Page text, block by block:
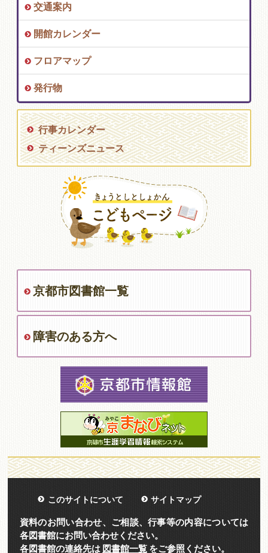
交通案内
開館カレンダー
フロアマップ
発行物
行事カレンダー
ティーンズニュース
京都市図書館一覧
障害のある方へ
このサイトについて サイトマップ
資料のお問い合わせ、ご相談、行事等の内容については
各図書館にお問い合わせください。
各図書館の連絡先は 図書館一覧をご参照ください。